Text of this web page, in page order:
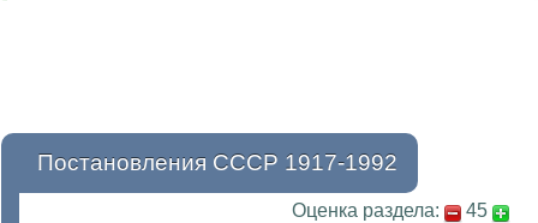
Постановления СССР 1917-1992
Оценка раздела:
45